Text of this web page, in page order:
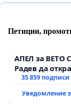
Петиции,
АПЕЛ за ВЕТО
Радев да
тъмното
35 859 подписи
Уведомление